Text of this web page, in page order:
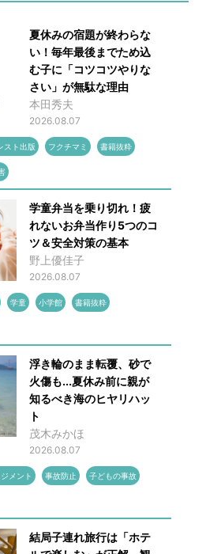
夏休みの宿題が終わらな
い！毎年最後までため込
む子に「コツコツやりな
さい」が無駄な理由
本田秀夫
2026.08.07
スト出版 フクチマミ 書籍抜粋
学童弁当を乗り切れ！疲
れないお弁当作り5つのコ
ツ＆安全対策の基本
野上優佳子
2026.08.07
学童 小学館 書籍抜粋
浮き輪のまま転覆、砂で
火傷も...夏休み前に親が
知るべき海のヒヤリハッ
ト
茂木みかほ
2026.08.07
メント 事故防止 子どもの事故
結局子連れ旅行は「ホテ